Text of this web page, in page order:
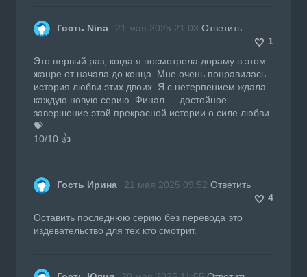
Гость Nina 21 мая 2025 21:03 Ответить
1
Это первый раз, когда я посмотрела дораму в этом
жанре от начала до конца. Мне очень понравилась
история любви этих двоих. Я с нетерпением ждала
каждую новую серию. Финал — достойное
завершение этой прекрасной истории о силе любви.
💝
10/10 👍
Гость Ирина 21 мая 2025 09:52 Ответить
4
Оставить последнюю серию без перевода это
издевательство для тех кто смотрит.